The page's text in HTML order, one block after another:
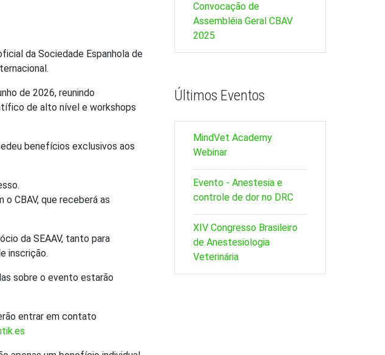
da Sociedade Espanhola de
de 2026, reunindo
de alto nível e workshops
benefícios exclusivos aos
CBAV, que receberá as
da SEAAV, tanto para
inscrição.
sobre o evento estarão
entrar em contato
Convocação de
Assembléia Geral CBAV
2025
Últimos Eventos
MindVet Academy
Webinar
Evento - Anestesia e
controle de dor no DRC
XIV Congresso Brasileiro
de Anestesiologia
Veterinária